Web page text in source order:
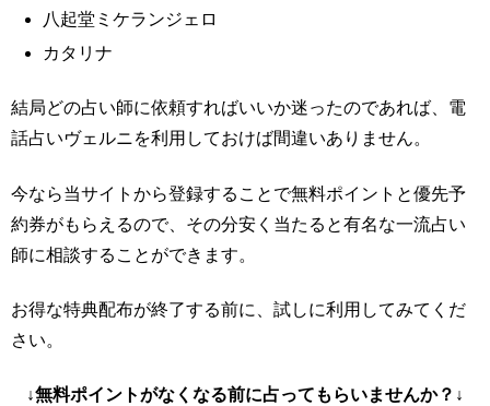
八起堂ミケランジェロ
カタリナ
結局どの占い師に依頼すればいいか迷ったのであれば、電
話占いヴェルニを利用しておけば間違いありません。
今なら当サイトから登録することで無料ポイントと優先予
約券がもらえるので、その分安く当たると有名な一流占い
師に相談することができます。
お得な特典配布が終了する前に、試しに利用してみてくだ
さい。
↓無料ポイントがなくなる前に占ってもらいませんか？↓